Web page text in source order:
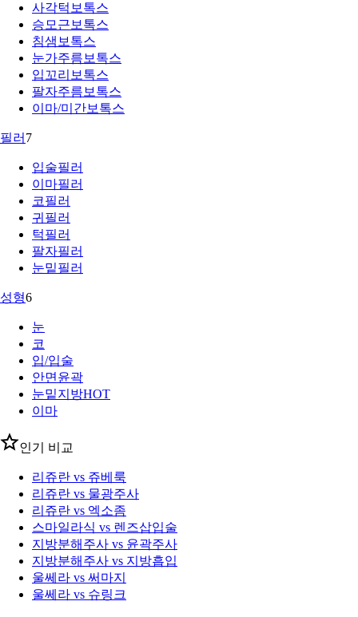
사각턱보톡스
승모근보톡스
침샘보톡스
눈가주름보톡스
입꼬리보톡스
팔자주름보톡스
이마/미간보톡스
필러 7
입술필러
이마필러
코필러
귀필러
턱필러
팔자필러
눈밑필러
성형6
눈
코
입/입술
안면윤곽
눈밑지방HOT
이마
인기 비교
리쥬란 vs 쥬베룩
리쥬란 vs 물광주사
리쥬란 vs 엑소좀
스마일라식 vs 렌즈삽입술
지방분해주사 vs 윤곽주사
지방분해주사 vs 지방흡입
울쎄라 vs 써마지
울쎄라 vs 슈링크